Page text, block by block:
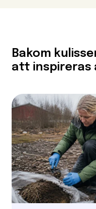
Bakom
att inspireras